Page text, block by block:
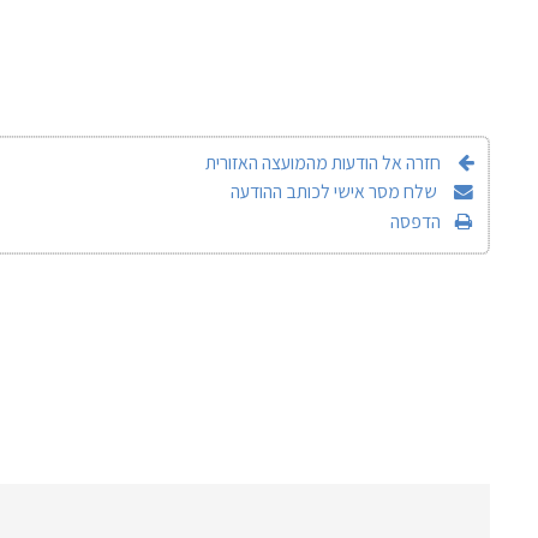
חזרה אל הודעות מהמועצה האזורית
שלח מסר אישי לכותב ההודעה
הדפסה